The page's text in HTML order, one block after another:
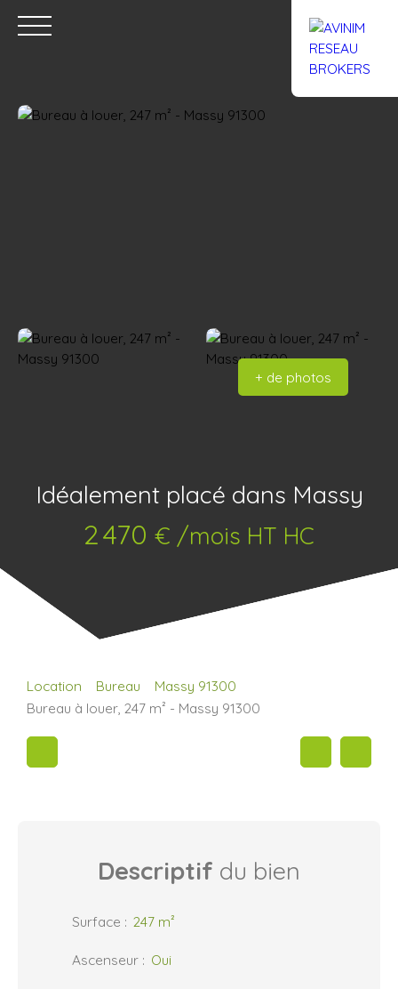
+ de photos
Idéalement placé dans Massy
2 470 € /mois HT HC
Location Bureau
Massy 91300
Bureau à louer, 247 m² - Massy 91300
Descriptif du bien
Surface : 247 m²
Ascenseur : Oui